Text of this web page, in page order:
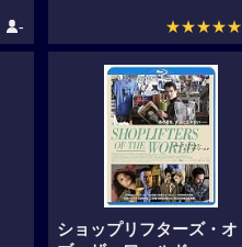
- ★★★★★
ショップリフターズ・オ